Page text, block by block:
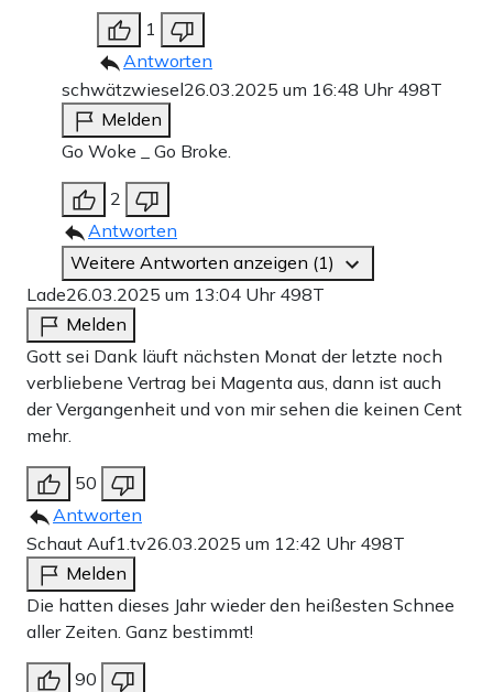
1
Antworten
schwätzwiesel26.03.2025 um 16:48 Uhr 498T
Melden
Go Woke _ Go Broke.
2
Antworten
Weitere Antworten anzeigen (1)
Lade26.03.2025 um 13:04 Uhr 498T
Melden
Gott sei Dank läuft nächsten Monat der letzte noch
verbliebene Vertrag bei Magenta aus, dann ist auch
der Vergangenheit und von mir sehen die keinen Cent
mehr.
50
Antworten
Schaut Auf1.tv26.03.2025 um 12:42 Uhr 498T
Melden
Die hatten dieses Jahr wieder den heißesten Schnee
aller Zeiten. Ganz bestimmt!
90